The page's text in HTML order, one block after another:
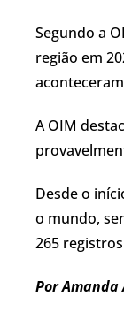
Segundo a
região em
A OIM
Desde o
o mundo,
265
Por Amanda